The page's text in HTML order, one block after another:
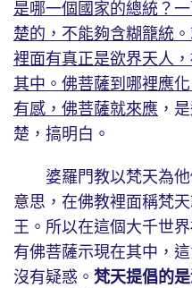
是哪一個國家的總統？
楚的，不能夠含糊籠統
裡面有真正是欲界天人
其中。佛菩薩到哪裡應
有感，佛菩薩就來應 ，
楚，搞明白。
婆羅門教以梵天為他
意思，在佛教裡面稱梵
王。所以在這個大千世
有佛菩薩示現在其中，
沒有疑惑。 梵天提倡的